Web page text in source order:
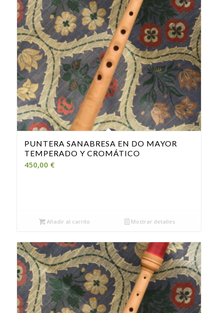
PUNTERA SANABRESA EN DO MAYOR
TEMPERADO Y CROMÁTICO
450,00 €
Añadir al carrito Mostrar detalles